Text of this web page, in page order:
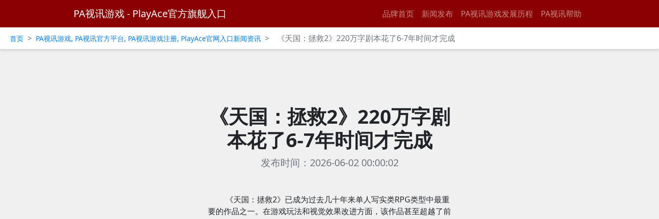
PA视讯游戏 - PlayAce官方旗舰入口 品牌首页 新闻发布 PA视讯游戏发展历程 PA视讯帮助
首页 > PA视讯游戏, PA视讯官方平台, PA视讯游戏注册, PlayAce官网入口新闻资讯 > 《天国：拯救2》220万字剧本花了6-7年时间才完成
《天国：拯救2》220万字剧
本花了6-7年时间才完成
发布时间：2026-06-02 00:00:02
《天国：拯救2》已成为过去几十年来单人写实类RPG类型中最重
要的作品之一。在游戏玩法和视觉效果改进方面，该作品甚至超越了前